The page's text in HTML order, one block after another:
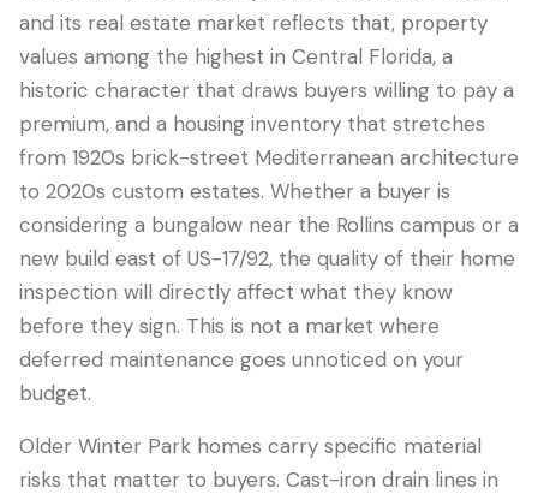
LANGUAGE
English Português✓ Español 中文
407-205-7228
Agendar Inspeção
and its real estate market reflects that, property
values among the highest in Central Florida, a
historic character that draws buyers willing to pay a
premium, and a housing inventory that stretches
from 1920s brick-street Mediterranean architecture
to 2020s custom estates. Whether a buyer is
considering a bungalow near the Rollins campus or a
new build east of US-17/92, the quality of their home
inspection will directly affect what they know
before they sign. This is not a market where
deferred maintenance goes unnoticed on your
budget.
Older Winter Park homes carry specific material
risks that matter to buyers. Cast-iron drain lines in